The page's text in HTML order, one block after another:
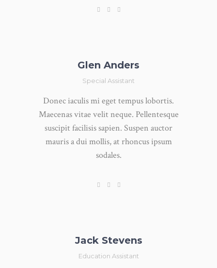
Glen Anders
Special Assistant
Donec iaculis mi eget tempus lobortis.
Maecenas vitae velit neque. Pellentesque
suscipit facilisis sapien. Suspen auctor
mauris a dui mollis, at rhoncus ipsum
sodales.
Jack Stevens
Education Assistant